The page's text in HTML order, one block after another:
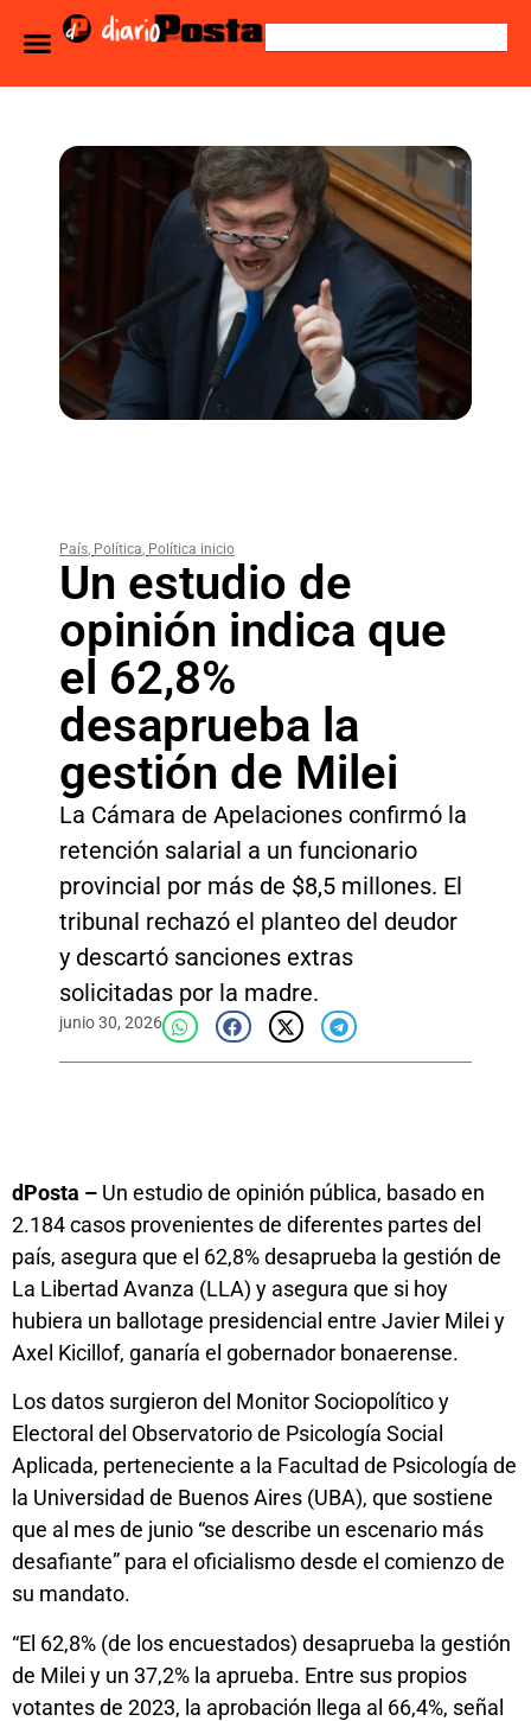
País, Política, Política inicio
Un estudio de
opinión indica que
el 62,8%
desaprueba la
gestión de Milei
La Cámara de Apelaciones confirmó la
retención salarial a un funcionario
provincial por más de $8,5 millones. El
tribunal rechazó el planteo del deudor
y descartó sanciones extras
solicitadas por la madre.
junio 30, 2026
dPosta – Un estudio de opinión pública, basado en
2.184 casos provenientes de diferentes partes del
país, asegura que el 62,8% desaprueba la gestión de
La Libertad Avanza (LLA) y asegura que si hoy
hubiera un ballotage presidencial entre Javier Milei y
Axel Kicillof, ganaría el gobernador bonaerense.
Los datos surgieron del Monitor Sociopolítico y
Electoral del Observatorio de Psicología Social
Aplicada, perteneciente a la Facultad de Psicología de
la Universidad de Buenos Aires (UBA), que sostiene
que al mes de junio “se describe un escenario más
desafiante” para el oficialismo desde el comienzo de
su mandato.
“El 62,8% (de los encuestados) desaprueba la gestión
de Milei y un 37,2% la aprueba. Entre sus propios
votantes de 2023, la aprobación llega al 66,4%, señal